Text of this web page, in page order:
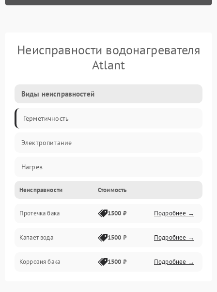
Неисправности водонагревателя
Atlant
Виды неисправностей
Герметичность
Электропитание
Нагрев
Датчики
Механика
Неисправности Стоимость
Протечка бака 1500 ₽ Подробнее →
Капает вода 1500 ₽ Подробнее →
Коррозия бака 1500 ₽ Подробнее →